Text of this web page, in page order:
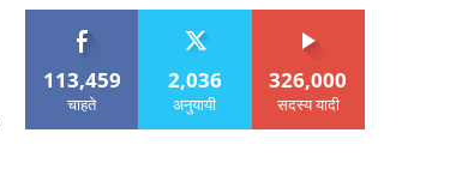
113,459
चाहते
2,036
अनुयायी
326,000
सदस्य यादी